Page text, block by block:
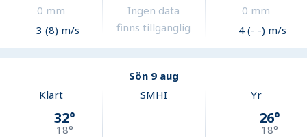
0 mm
3 (8) m/s
Ingen data
finns tillgänglig
0 mm
4 (- -) m/s
Sön 9 aug
Klart
32°
18°
SMHI Yr
26°
18°